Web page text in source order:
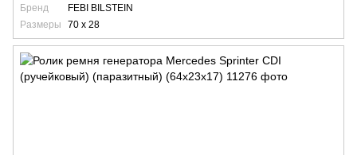
Бренд
FEBI BILSTEIN
Размеры
70 x 28